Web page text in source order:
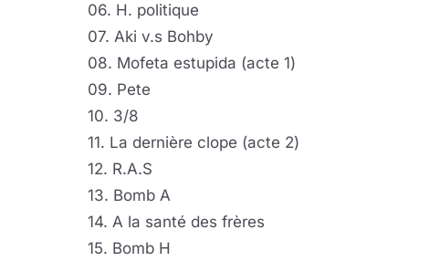
06. H. politique
07. Aki v.s Bohby
08. Mofeta estupida (acte 1)
09. Pete
10. 3/8
11. La dernière clope (acte 2)
12. R.A.S
13. Bomb A
14. A la santé des frères
15. Bomb H